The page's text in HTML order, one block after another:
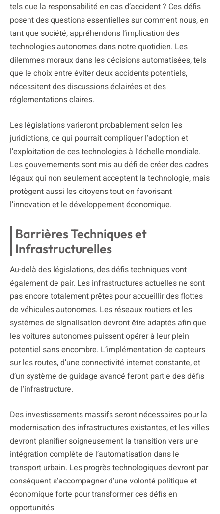
tels que la responsabilité en cas d’accident ? Ces défis
posent des questions essentielles sur comment nous, en
tant que société, appréhendons l’implication des
technologies autonomes dans notre quotidien. Les
dilemmes moraux dans les décisions automatisées, tels
que le choix entre éviter deux accidents potentiels,
nécessitent des discussions éclairées et des
réglementations claires.
Les législations varieront probablement selon les
juridictions, ce qui pourrait compliquer l’adoption et
l’exploitation de ces technologies à l’échelle mondiale.
Les gouvernements sont mis au défi de créer des cadres
légaux qui non seulement acceptent la technologie, mais
protègent aussi les citoyens tout en favorisant
l’innovation et le développement économique.
Barrières Techniques et
Infrastructurelles
Au-delà des législations, des défis techniques vont
également de pair. Les infrastructures actuelles ne sont
pas encore totalement prêtes pour accueillir des flottes
de véhicules autonomes. Les réseaux routiers et les
systèmes de signalisation devront être adaptés afin que
les voitures autonomes puissent opérer à leur plein
potentiel sans encombre. L’implémentation de capteurs
sur les routes, d’une connectivité internet constante, et
d’un système de guidage avancé feront partie des défis
de l’infrastructure.
Des investissements massifs seront nécessaires pour la
modernisation des infrastructures existantes, et les villes
devront planifier soigneusement la transition vers une
intégration complète de l’automatisation dans le
transport urbain. Les progrès technologiques devront par
conséquent s’accompagner d’une volonté politique et
économique forte pour transformer ces défis en
opportunités.